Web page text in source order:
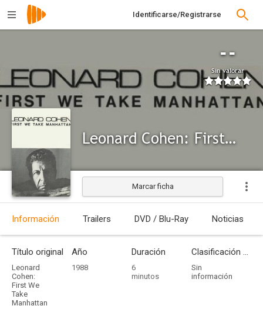
Identificarse/Registrarse
--
Sin valorar
Leonard Cohen: First We Take Manhattan
Marcar ficha
Información Trailers DVD / Blu-Ray Noticias
Título original
Leonard
Cohen:
First We
Take
Manhattan
Año
1988
Duración
6
minutos
Clasificación por edades
Sin
información